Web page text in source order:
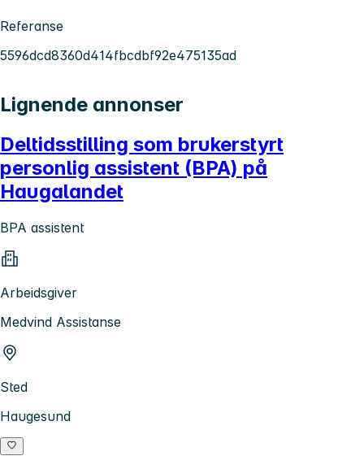
Referanse
5596dcd8360d414fbcdbf92e475135ad
Lignende annonser
Deltidsstilling som brukerstyrt
personlig assistent (BPA) på
Haugalandet
BPA assistent
Arbeidsgiver
Medvind Assistanse
Sted
Haugesund